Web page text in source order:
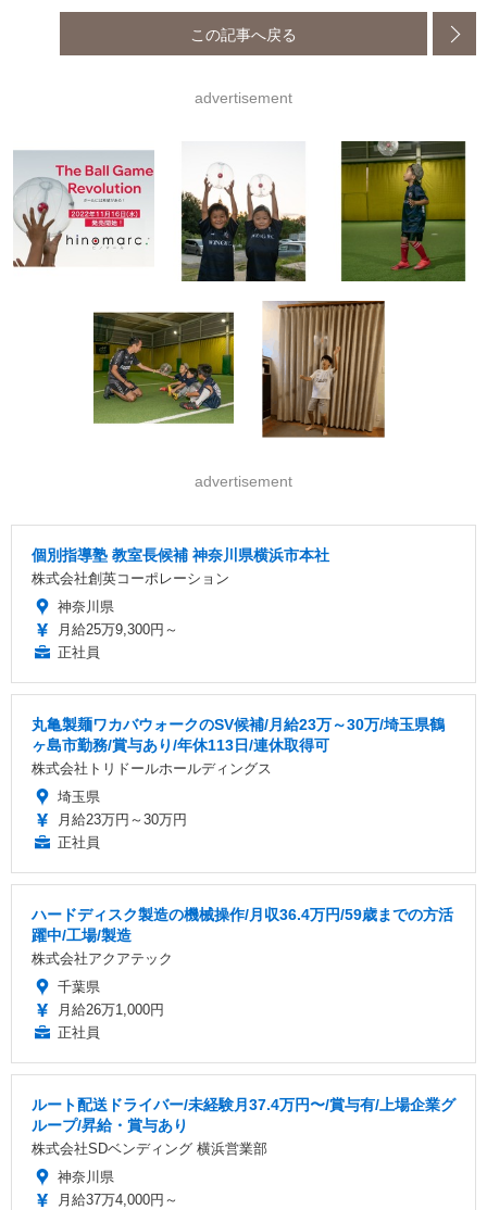
この記事へ戻る
advertisement
advertisement
個別指導塾 教室長候補 神奈川県横浜市本社
株式会社創英コーポレーション
神奈川県
月給25万9,300円～
正社員
丸亀製麺ワカバウォークのSV候補/月給23万～30万/埼玉県鶴
ヶ島市勤務/賞与あり/年休113日/連休取得可
株式会社トリドールホールディングス
埼玉県
月給23万円～30万円
正社員
ハードディスク製造の機械操作/月収36.4万円/59歳までの方活
躍中/工場/製造
株式会社アクアテック
千葉県
月給26万1,000円
正社員
ルート配送ドライバー/未経験月37.4万円〜/賞与有/上場企業グ
ループ/昇給・賞与あり
株式会社SDベンディング 横浜営業部
神奈川県
月給37万4,000円～